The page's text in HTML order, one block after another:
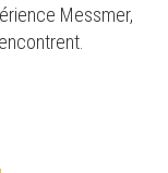
Messmer,